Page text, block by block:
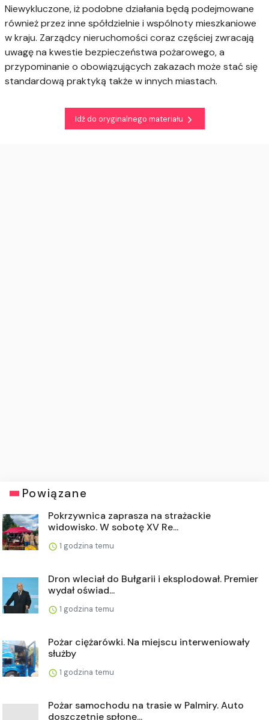
Niewykluczone, iż podobne działania będą podejmowane
również przez inne spółdzielnie i wspólnoty mieszkaniowe
w kraju. Zarządcy nieruchomości coraz częściej zwracają
uwagę na kwestie bezpieczeństwa pożarowego, a
przypominanie o obowiązujących zakazach może stać się
standardową praktyką także w innych miastach.
Idź do oryginalnego materiału
Powiązane
Pokrzywnica zaprasza na strażackie
widowisko. W sobotę XV Re...
1 godzina temu
Dron wleciał do Bułgarii i eksplodował. Premier
wydał oświad...
1 godzina temu
Pożar ciężarówki. Na miejscu interweniowały
służby
1 godzina temu
Pożar samochodu na trasie w Palmiry. Auto
doszczętnie spłonę...